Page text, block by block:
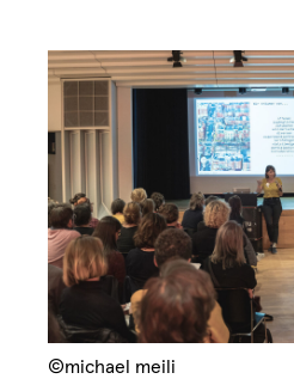
©michael meili